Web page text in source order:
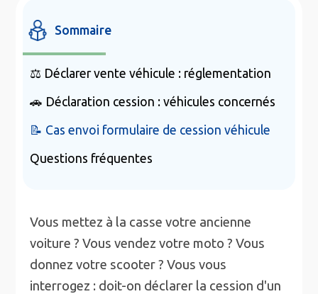
Sommaire
⚖️ Déclarer vente véhicule : réglementation
🚗 Déclaration cession : véhicules concernés
📝 Cas envoi formulaire de cession véhicule
Questions fréquentes
Vous mettez à la casse votre ancienne
voiture ? Vous vendez votre moto ? Vous
donnez votre scooter ? Vous vous
interrogez : doit-on déclarer la cession d'un